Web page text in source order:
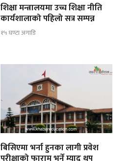
शिक्षा मन्त्रालयमा उच्च शिक्षा नीति
कार्यशालाको पहिलो सत्र सम्पन्न
१५ घण्टा अगाडि
बिसिएमा भर्ना हुनका लागी प्रवेश